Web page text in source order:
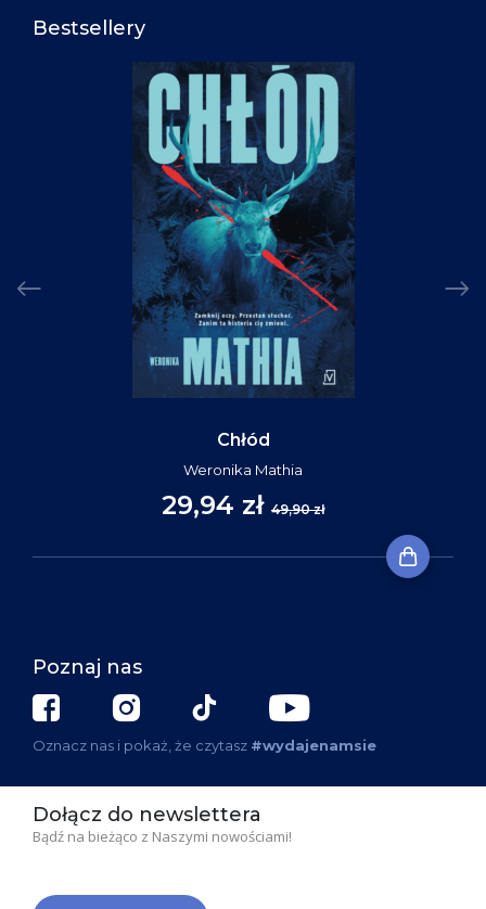
Bestsellery
Chłód
Weronika Mathia
29,94 zł 49,90 zł
Poznaj nas
Oznacz nas i pokaż, że czytasz #wydajenamsie
Dołącz do newslettera
Bądź na bieżąco z Naszymi nowościami!